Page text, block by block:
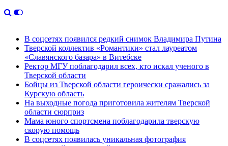
В соцсетях появился редкий снимок Владимира Путина
Тверской коллектив «Романтики» стал лауреатом
«Славянского базара» в Витебске
Ректор МГУ поблагодарил всех, кто искал ученого в
Тверской области
Бойцы из Тверской области героически сражались за
Курскую область
На выходные погода приготовила жителям Тверской
области сюрприз
Мама юного спортсмена поблагодарила тверскую
скорую помощь
В соцсетях появилась уникальная фотография